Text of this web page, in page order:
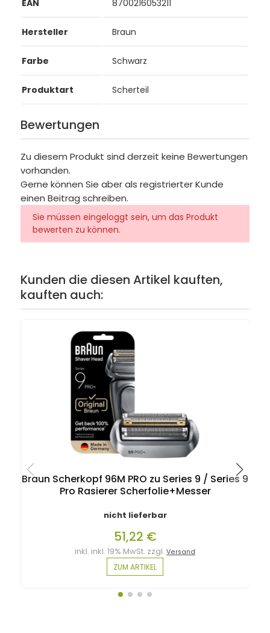
EAN 8700216053211
Hersteller Braun
Farbe Schwarz
Produktart Scherteil
Bewertungen
Zu diesem Produkt sind derzeit keine Bewertungen
vorhanden.
Gerne können Sie aber als registrierter Kunde
einen Beitrag schreiben.
Sie müssen eingeloggt sein, um das Produkt
bewerten zu können.
Kunden die diesen Artikel kauften,
kauften auch:
Braun Scherkopf 96M PRO zu Series 9 / Series 9
Pro Rasierer Scherfolie+Messer
nicht lieferbar
51,22 €
inkl. inkl. 19% MwSt. zzgl.Versand
ZUM ARTIKEL